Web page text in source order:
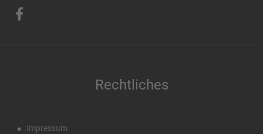
Rechtliches
Impressum